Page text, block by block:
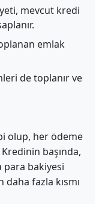
mevcut kredi
emlak
de toplanır ve
olup, her ödeme
başında,
para bakiyesi
fazla kısmı